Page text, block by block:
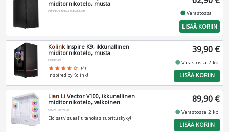
miditornikotelo, musta
OBSERVATORY-HF-PWM-MB fiber_manual_recordVarastossa
LISÄÄ KORIIN
KolinkInspire K9, ikkunallinen
miditornikotelo, musta
INSPIRE-K9
star star star star_half star_border (4)
Inspired by Kolink!
39,90 €
fiber_manual_recordVarastossa 2 kpl
LISÄÄ KORIIN
Lian Li Vector V100, ikkunallinen
miditornikotelo, valkoinen
G99.V100RW.00
Eloisat visuaalit, tehokas suorituskyky!
89,90 €
fiber_manual_recordVarastossa 2 kpl
LISÄÄ KORIIN